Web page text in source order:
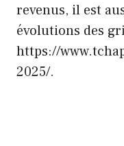
revenus, il est
évolutions des
https://
2025/.